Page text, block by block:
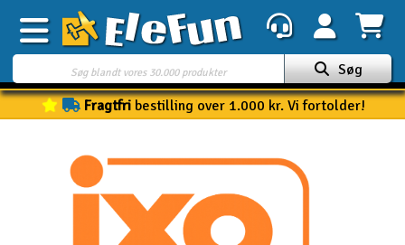
Ugens tilbud
Mine favoritter
Gavekort
Søg
Fragtfribestilling over 1.000 kr. Vi fortolder!